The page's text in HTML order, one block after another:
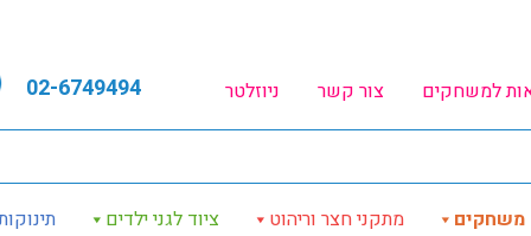
למשחקים צור קשר ניוזלטר 02-6749494
משחקים מתקני חצר וריהוט ציוד לגני ילדים